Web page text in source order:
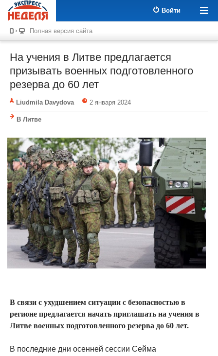
Войти
Полная версия сайта
На учения в Литве предлагается
призывать военных подготовленного
резерва до 60 лет
Liudmila Davydova 2 января 2024
В Литве
В связи с ухудшением ситуации с безопасностью в
регионе предлагается начать приглашать на учения в
Литве военных подготовленного резерва до 60 лет.
В последние дни осенней сессии Сейма